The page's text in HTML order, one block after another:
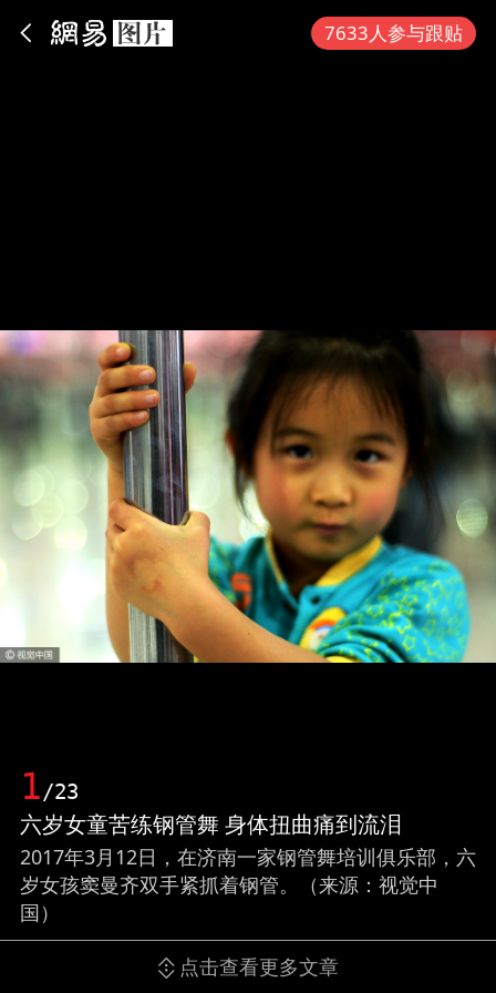
7633人参与跟贴
1/23
六岁女童苦练钢管舞 身体扭曲痛到流泪
2017年3月12日，在济南一家钢管舞培训俱乐部，六
岁女孩窦曼齐双手紧抓着钢管。（来源：视觉中
国）
点击查看更多文章